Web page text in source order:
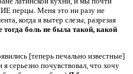
перцы. Меня это ни разу не
когда я вытер слезы, разрезая
тогда боль не была такой, какой
[теперь печально известные]
я серьезно почувствовал, что хочу